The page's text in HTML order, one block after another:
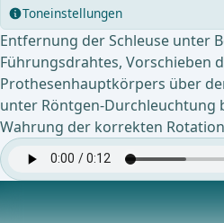
Toneinstellungen
Entfernung der Schleuse unter
Führungsdrahtes, Vorschieben
Prothesenhauptkörpers über
unter Röntgen-Durchleuchtung
Wahrung der korrekten
Durchführung einer